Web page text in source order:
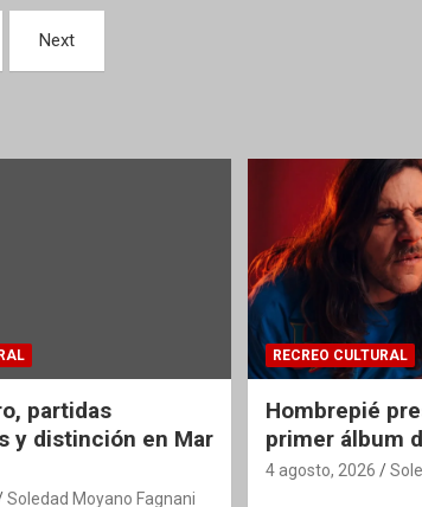
Next
partidas
y distinción en Mar
Soledad Moyano Fagnani
RECREO CULTURAL
Hombrepié
primer álbum
4 agosto, 2026